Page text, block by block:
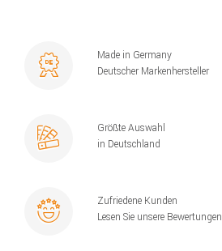
Made in Germany
Deutscher Markenhersteller
Größte Auswahl
in Deutschland
Zufriedene Kunden
Lesen Sie unsere Bewertungen